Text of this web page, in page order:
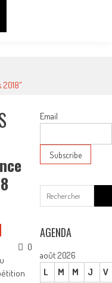
0
Email
for:
AGENDA
août 2026
L
M M J V